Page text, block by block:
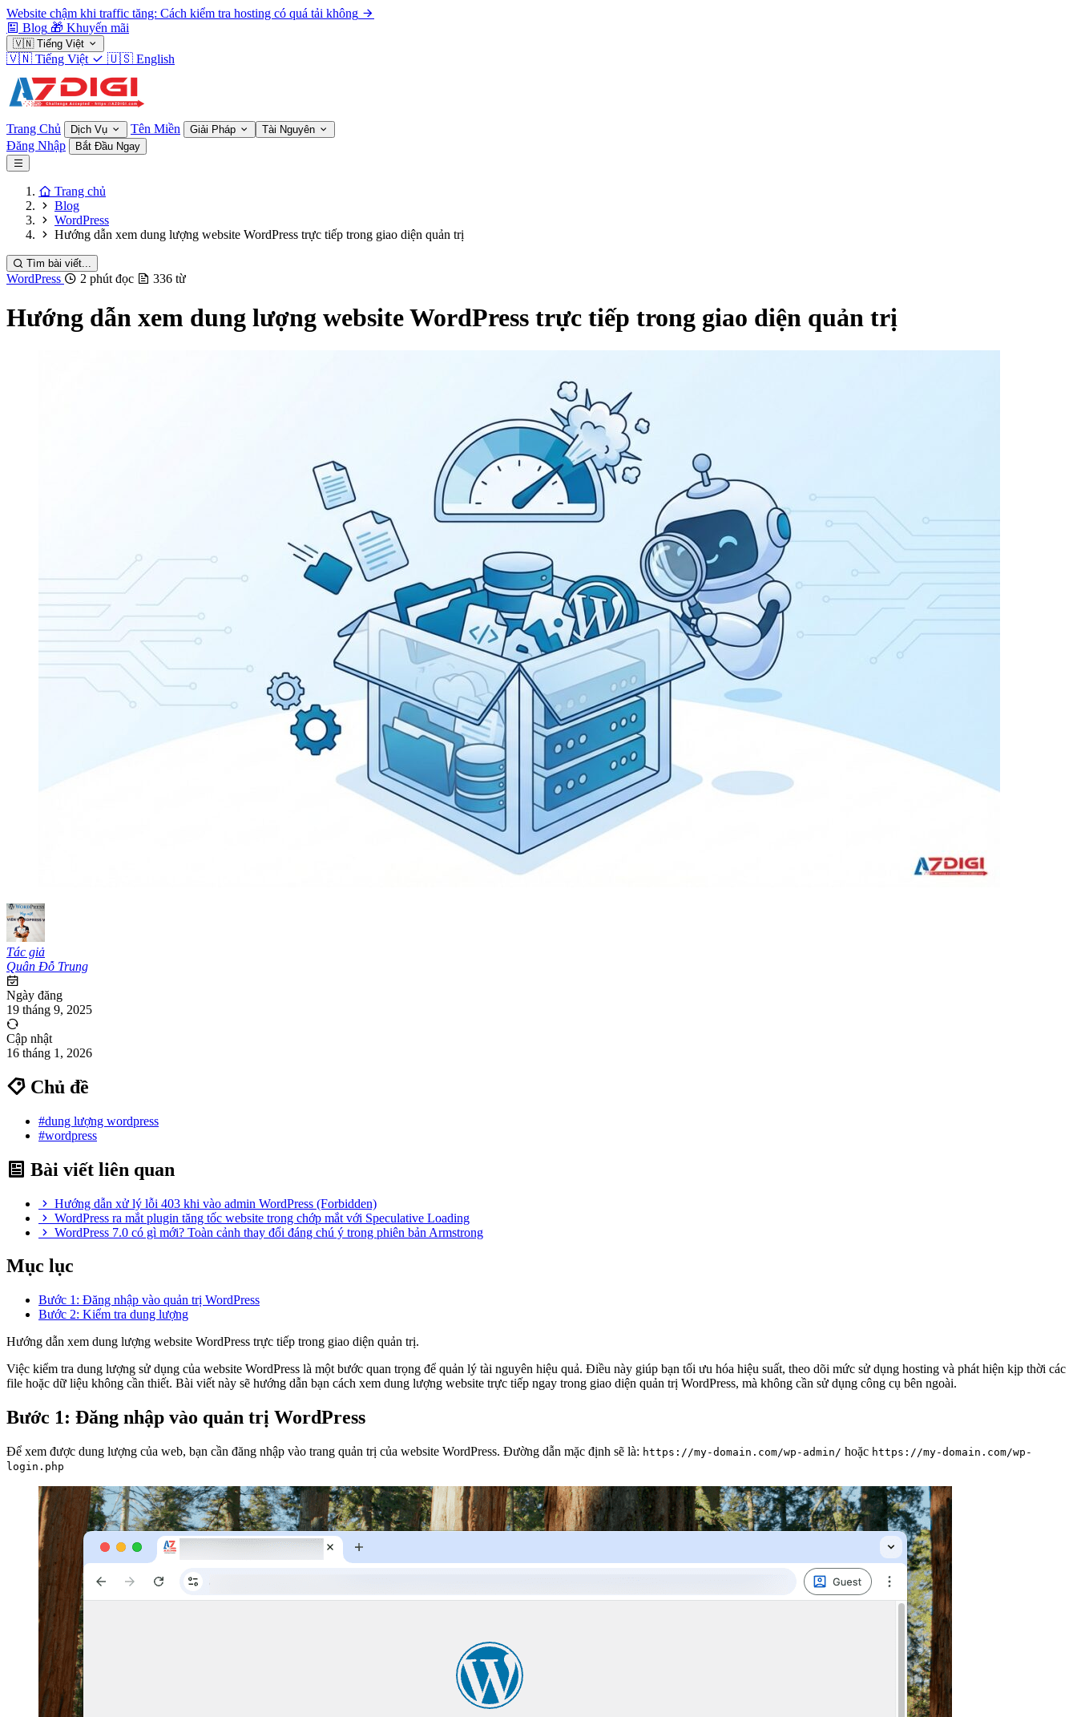
Website chậm khi traffic tăng: Cách kiểm tra hosting có quá tải không
Blog 🎁 Khuyến mãi
🇻🇳 Tiếng Việt
🇻🇳 Tiếng Việt 🇺🇸 English
Trang Chủ Dịch Vụ Tên Miền Giải Pháp Tài Nguyên
Đăng Nhập Bắt Đầu Ngay
Trang chủ
Blog
WordPress
Hướng dẫn xem dung lượng website WordPress trực tiếp trong giao diện quản trị
Tìm bài viết...
WordPress 2 phút đọc 336 từ
Hướng dẫn xem dung lượng website WordPress trực tiếp trong giao diện quản trị
Tác giả
Quân Đỗ Trung
Ngày đăng
19 tháng 9, 2025
Cập nhật
16 tháng 1, 2026
Chủ đề
#dung lượng wordpress
#wordpress
Bài viết liên quan
Hướng dẫn xử lý lỗi 403 khi vào admin WordPress (Forbidden)
WordPress ra mắt plugin tăng tốc website trong chớp mắt với Speculative Loading
WordPress 7.0 có gì mới? Toàn cảnh thay đổi đáng chú ý trong phiên bản Armstrong
Mục lục
Bước 1: Đăng nhập vào quản trị WordPress
Bước 2: Kiểm tra dung lượng
Hướng dẫn xem dung lượng website WordPress trực tiếp trong giao diện quản trị.
Việc kiểm tra dung lượng sử dụng của website WordPress là một bước quan trọng để quản lý tài nguyên hiệu quả. Điều này giúp bạn tối ưu hóa hiệu suất, theo dõi mức sử dụng hosting và phát hiện kịp thời các
file hoặc dữ liệu không cần thiết. Bài viết này sẽ hướng dẫn bạn cách xem dung lượng website trực tiếp ngay trong giao diện quản trị WordPress, mà không cần sử dụng công cụ bên ngoài.
Bước 1: Đăng nhập vào quản trị WordPress
Để xem được dung lượng của web, bạn cần đăng nhập vào trang quản trị của website WordPress. Đường dẫn mặc định sẽ là: https://my-domain.com/wp-admin/ hoặc https://my-domain.com/wp-
login.php